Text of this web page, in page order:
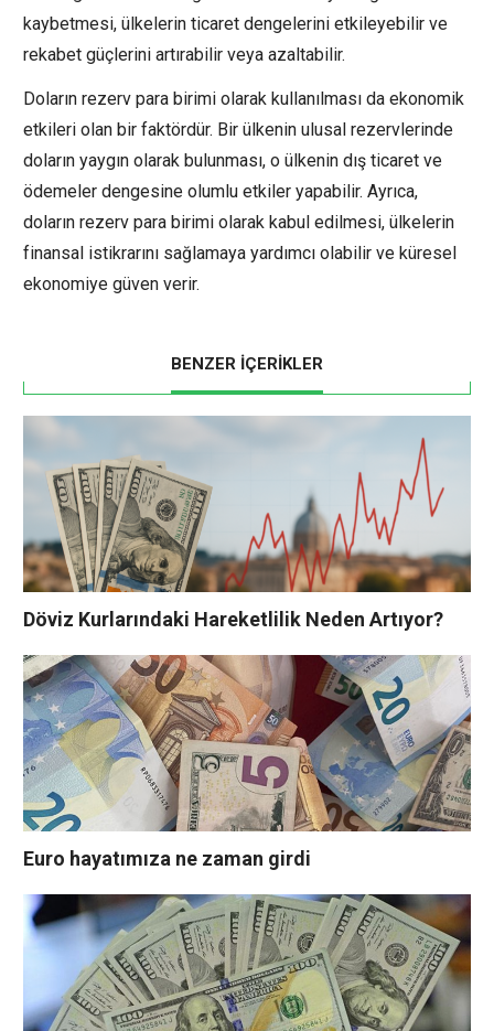
kaybetmesi, ülkelerin ticaret dengelerini etkileyebilir ve
rekabet güçlerini artırabilir veya azaltabilir.
Doların rezerv para birimi olarak kullanılması da ekonomik
etkileri olan bir faktördür. Bir ülkenin ulusal rezervlerinde
doların yaygın olarak bulunması, o ülkenin dış ticaret ve
ödemeler dengesine olumlu etkiler yapabilir. Ayrıca,
doların rezerv para birimi olarak kabul edilmesi, ülkelerin
finansal istikrarını sağlamaya yardımcı olabilir ve küresel
ekonomiye güven verir.
BENZER İÇERİKLER
Döviz Kurlarındaki Hareketlilik Neden Artıyor?
Euro hayatımıza ne zaman girdi